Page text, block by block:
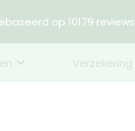
op 10179 reviews
Verzekering